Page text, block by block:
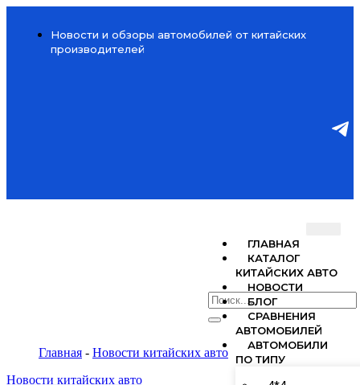
Новости и обзоры автомобилей от китайских
производителей
ГЛАВНАЯ
КАТАЛОГ
КИТАЙСКИХ АВТО
НОВОСТИ
БЛОГ
СРАВНЕНИЯ
АВТОМОБИЛЕЙ
АВТОМОБИЛИ
ПО ТИПУ
Главная - Новости китайских авто
Новости китайских авто